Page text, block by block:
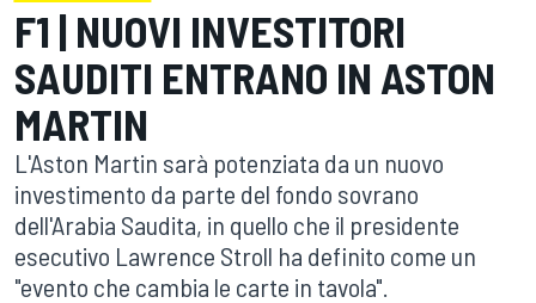
F1 | NUOVI INVESTITORI
SAUDITI ENTRANO IN ASTON
MARTIN
L'Aston Martin sarà potenziata da un nuovo
investimento da parte del fondo sovrano
dell'Arabia Saudita, in quello che il presidente
esecutivo Lawrence Stroll ha definito come un
"evento che cambia le carte in tavola".